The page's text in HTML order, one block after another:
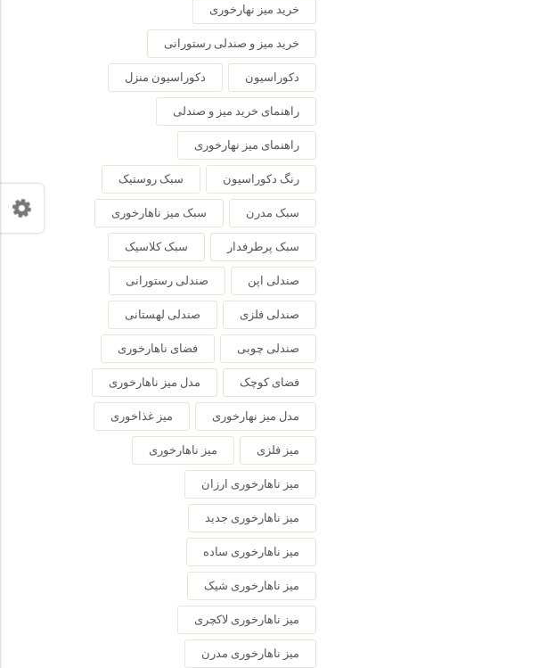
خرید میز نهارخوری
خرید میز و صندلی رستورانی
دکوراسیون دکوراسیون منزل
راهنمای خرید میز و صندلی
راهنمای میز نهارخوری
رنگ دکوراسیون سبک روستیک
سبک مدرن سبک میز ناهارخوری
سبک پرطرفدار سبک کلاسیک
صندلی اپن صندلی رستورانی
صندلی فلزی صندلی لهستانی
صندلی چوبی فضای ناهارخوری
فضای کوچک مدل میز ناهارخوری
مدل میز نهارخوری میز غذاخوری
میز فلزی میز ناهارخوری
میز ناهارخوری ارزان
میز ناهارخوری جدید
میز ناهارخوری ساده
میز ناهارخوری شیک
میز ناهارخوری لاکچری
میز ناهارخوری مدرن